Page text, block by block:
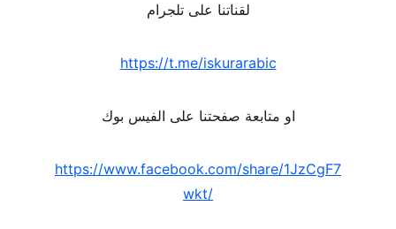
لقناتنا على تلجرام
https://t.me/iskurarabic
او متابعة صفحتنا على الفيس بوك
https://www.facebook.com/share/1JzCgF7
wkt/